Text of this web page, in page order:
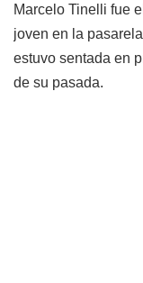
Marcelo Tinelli fue
joven en la
estuvo sentada en
de su pasada.